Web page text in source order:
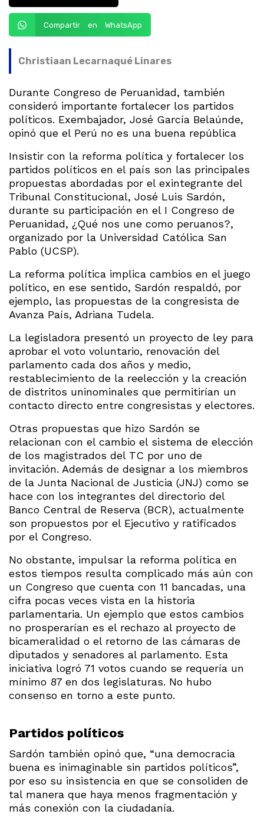
Compartir en WhatsApp
Christiaan Lecarnaqué Linares
Durante Congreso de Peruanidad, también
consideró importante fortalecer los partidos
políticos. Exembajador, José García Belaúnde,
opinó que el Perú no es una buena república
Insistir con la reforma política y fortalecer los
partidos políticos en el país son las principales
propuestas abordadas por el exintegrante del
Tribunal Constitucional, José Luis Sardón,
durante su participación en el I Congreso de
Peruanidad, ¿Qué nos une como peruanos?,
organizado por la Universidad Católica San
Pablo (UCSP).
La reforma política implica cambios en el juego
político, en ese sentido, Sardón respaldó, por
ejemplo, las propuestas de la congresista de
Avanza País, Adriana Tudela.
La legisladora presentó un proyecto de ley para
aprobar el voto voluntario, renovación del
parlamento cada dos años y medio,
restablecimiento de la reelección y la creación
de distritos uninominales que permitirían un
contacto directo entre congresistas y electores.
Otras propuestas que hizo Sardón se
relacionan con el cambio el sistema de elección
de los magistrados del TC por uno de
invitación. Además de designar a los miembros
de la Junta Nacional de Justicia (JNJ) como se
hace con los integrantes del directorio del
Banco Central de Reserva (BCR), actualmente
son propuestos por el Ejecutivo y ratificados
por el Congreso.
No obstante, impulsar la reforma política en
estos tiempos resulta complicado más aún con
un Congreso que cuenta con 11 bancadas, una
cifra pocas veces vista en la historia
parlamentaria. Un ejemplo que estos cambios
no prosperarían es el rechazo al proyecto de
bicameralidad o el retorno de las cámaras de
diputados y senadores al parlamento. Esta
iniciativa logró 71 votos cuando se requería un
mínimo 87 en dos legislaturas. No hubo
consenso en torno a este punto.
Partidos políticos
Sardón también opinó que, “una democracia
buena es inimaginable sin partidos políticos”,
por eso su insistencia en que se consoliden de
tal manera que haya menos fragmentación y
más conexión con la ciudadanía.